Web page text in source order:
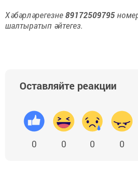
Хәбәрләрегезне89172509795
шалтыратып әйтегез.
Оставляйте реакции
0 0 0 0